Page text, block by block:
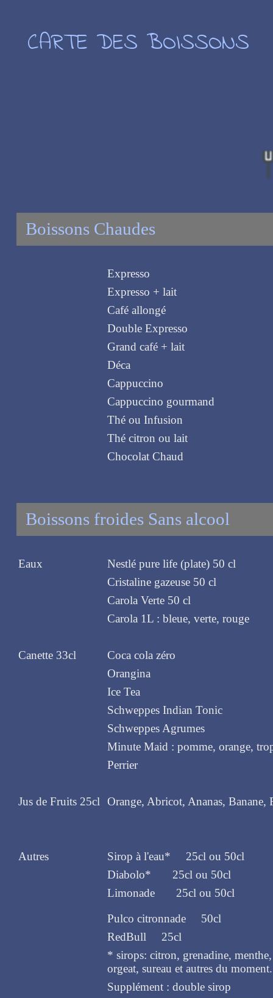
CARTE DES BOISSONS
Boissons Chaudes
Expresso
Expresso + lait
Café allongé
Double Expresso
Grand café + lait
Déca
Cappuccino
Cappuccino gourmand
Thé ou Infusion
Thé citron ou lait
Chocolat Chaud
Boissons froides Sans alcool
Eaux
Nestlé pure life (plate) 50 cl
Cristaline gazeuse 50 cl
Carola Verte 50 cl
Carola 1L : bleue, verte, rouge
Canette 33cl
Coca cola zéro
Orangina
Ice Tea
Schweppes Indian Tonic
Schweppes Agrumes
Minute Maid : pomme, orange,
Perrier
Jus de Fruits 25cl Orange, Abricot, Ananas, Banane,
Autres
Sirop à l'eau* 25cl ou 50cl
Diabolo* 25cl ou 50cl
Limonade 25cl ou 50cl
Pulco citronnade 50cl
RedBull 25cl
* sirops: citron, grenadine,
orgeat, sureau et autres du
Supplément : double sirop